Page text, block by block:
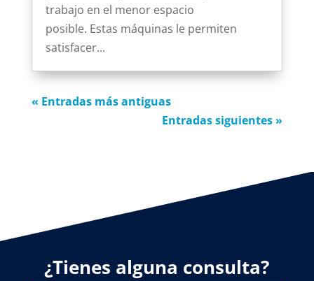
trabajo en el menor espacio
posible. Estas máquinas le permiten
satisfacer...
« Entradas más antiguas
Entradas siguientes »
¿Tienes alguna consulta?